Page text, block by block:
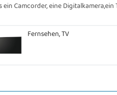
ein Camcorder, eine
Fernsehen, TV